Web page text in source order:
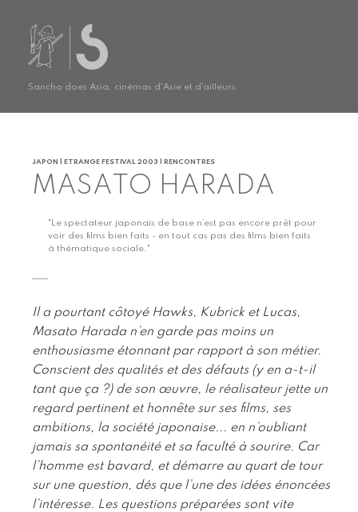
Sancho does Asia, cinémas d'Asie et d'ailleurs
JAPON | ETRANGE FESTIVAL 2003 | RENCONTRES
MASATO HARADA
"Le spectateur japonais de base n’est pas encore prêt pour
voir des films bien faits - en tout cas pas des films bien faits
à thématique sociale."
Il a pourtant côtoyé Hawks, Kubrick et Lucas,
Masato Harada n’en garde pas moins un
enthousiasme étonnant par rapport à son métier.
Conscient des qualités et des défauts (y en a-t-il
tant que ça ?) de son œuvre, le réalisateur jette un
regard pertinent et honnête sur ses films, ses
ambitions, la société japonaise... en n’oubliant
jamais sa spontanéité et sa faculté à sourire. Car
l’homme est bavard, et démarre au quart de tour
sur une question, dés que l’une des idées énoncées
l’intéresse. Les questions préparées sont vite